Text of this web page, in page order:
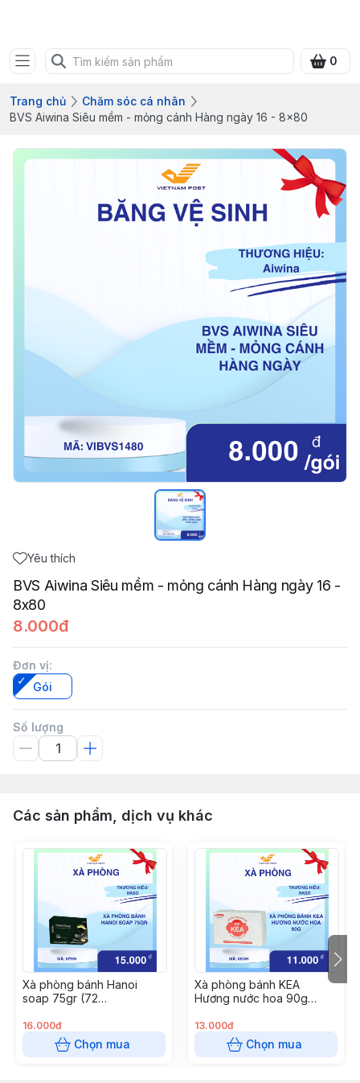
0
Trang chủ
Chăm sóc cá nhân
BVS Aiwina Siêu mềm - mỏng cánh Hàng ngày 16 - 8x80
Yêu thích
BVS Aiwina Siêu mềm - mỏng cánh Hàng ngày 16 -
8x80
8.000đ
Đơn vị:
Gói
Số lượng
Các sản phẩm, dịch vụ khác
Xà phòng bánh Hanoi
soap 75gr (72
16.000đ
Chọn mua
Xà phòng bánh KEA
Hương nước hoa 90g
13.000đ
Chọn mua